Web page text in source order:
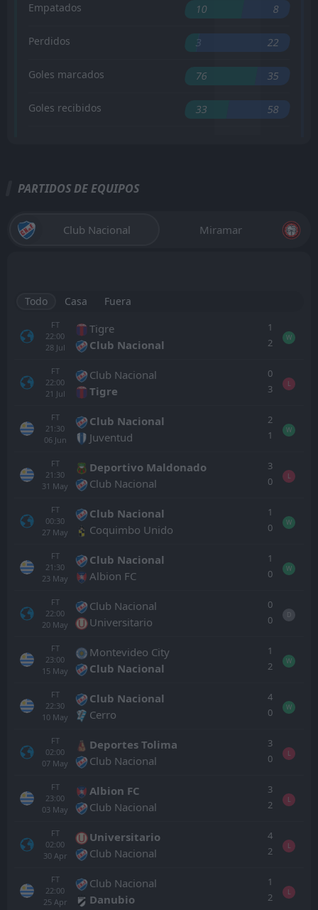
Empatados 10 8
Perdidos 3 22
Goles marcados 76 35
Goles recibidos 33 58
PARTIDOS DE EQUIPOS
Club Nacional Miramar
Todo Casa Fuera
FT
22:00
28 Jul
Tigre
Club Nacional
1
2
W
FT
22:00
21 Jul
Club Nacional
Tigre
0
3
L
FT
21:30
06 Jun
Club Nacional
Juventud
2
1
W
FT
21:30
31 May
Deportivo Maldonado
Club Nacional
3
0
L
FT
00:30
27 May
Club Nacional
Coquimbo Unido
1
0
W
FT
21:30
23 May
Club Nacional
Albion FC
1
0
W
FT
22:00
20 May
Club Nacional
Universitario
0
0
D
FT
23:00
15 May
Montevideo City
Club Nacional
1
2
W
FT
22:30
10 May
Club Nacional
Cerro
4
0
W
FT
02:00
07 May
Deportes Tolima
Club Nacional
3
0
L
FT
23:00
03 May
Albion FC
Club Nacional
3
2
L
FT
02:00
30 Apr
Universitario
Club Nacional
4
2
L
FT
22:00
25 Apr
Club Nacional
Danubio
1
2
L